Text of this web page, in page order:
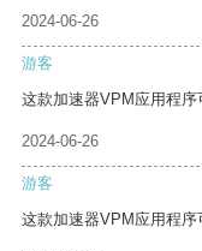
2024-06-26
游客
这款加速器VPM应用程序
2024-06-26
游客
这款加速器VPM应用程序